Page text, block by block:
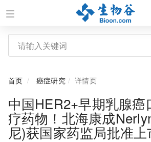
首页 癌症研究 详情页
中国HER2+早期乳腺癌
疗药物！北海康成
尼)获国家药监局批准上